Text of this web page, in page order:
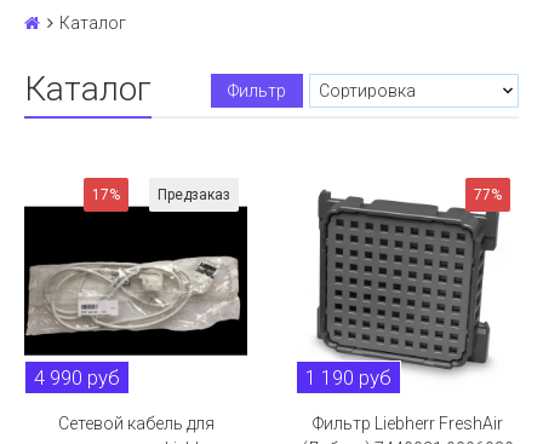
Каталог
Каталог Фильтр
17% Предзаказ
4 990 руб
Сетевой кабель для
77%
1 190 руб
Фильтр Liebherr FreshAir